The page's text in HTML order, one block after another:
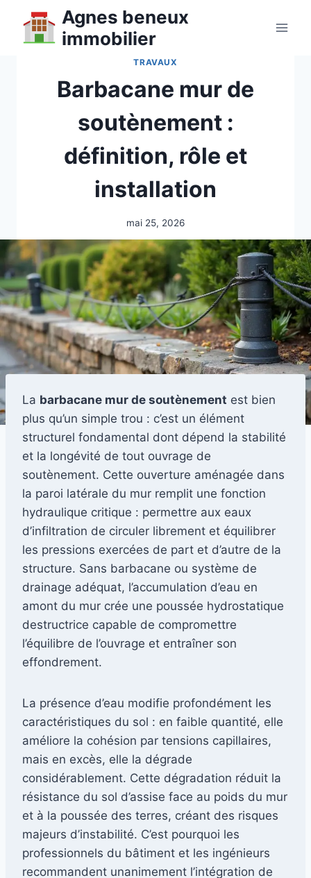
contenu
Agnes beneux
immobilier
TRAVAUX
Barbacane mur de
soutènement :
définition, rôle et
installation
mai 25, 2026
La barbacane mur de soutènement est bien
plus qu’un simple trou : c’est un élément
structurel fondamental dont dépend la stabilité
et la longévité de tout ouvrage de
soutènement. Cette ouverture aménagée dans
la paroi latérale du mur remplit une fonction
hydraulique critique : permettre aux eaux
d’infiltration de circuler librement et équilibrer
les pressions exercées de part et d’autre de la
structure. Sans barbacane ou système de
drainage adéquat, l’accumulation d’eau en
amont du mur crée une poussée hydrostatique
destructrice capable de compromettre
l’équilibre de l’ouvrage et entraîner son
effondrement.
La présence d’eau modifie profondément les
caractéristiques du sol : en faible quantité, elle
améliore la cohésion par tensions capillaires,
mais en excès, elle la dégrade
considérablement. Cette dégradation réduit la
résistance du sol d’assise face au poids du mur
et à la poussée des terres, créant des risques
majeurs d’instabilité. C’est pourquoi les
professionnels du bâtiment et les ingénieurs
recommandent unanimement l’intégration de